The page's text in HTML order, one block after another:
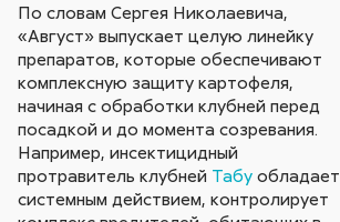
По словам Сергея Николаевича,
«Август» выпускает целую линейку
препаратов, которые обеспечивают
комплексную защиту картофеля,
начиная с обработки клубней перед
посадкой и до момента созревания.
Например, инсектицидный
протравитель клубней Табу обладает
системным действием, контролирует